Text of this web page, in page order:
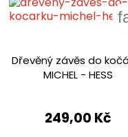
Dřevěný závěs do
MICHEL - HESS
249,00 Kč